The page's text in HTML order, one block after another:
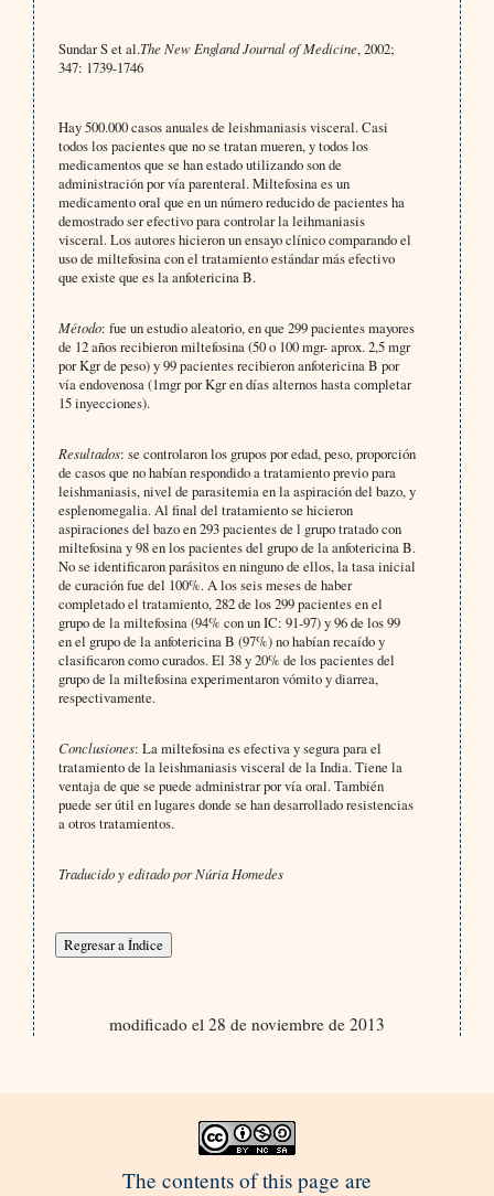
Sundar S et al.The New England Journal of Medicine, 2002;
347: 1739-1746
Hay 500.000 casos anuales de leishmaniasis visceral. Casi
todos los pacientes que no se tratan mueren, y todos los
medicamentos que se han estado utilizando son de
administración por vía parenteral. Miltefosina es un
medicamento oral que en un número reducido de pacientes ha
demostrado ser efectivo para controlar la leihmaniasis
visceral. Los autores hicieron un ensayo clínico comparando el
uso de miltefosina con el tratamiento estándar más efectivo
que existe que es la anfotericina B.
Método: fue un estudio aleatorio, en que 299 pacientes mayores
de 12 años recibieron miltefosina (50 o 100 mgr- aprox. 2,5 mgr
por Kgr de peso) y 99 pacientes recibieron anfotericina B por
vía endovenosa (1mgr por Kgr en días alternos hasta completar
15 inyecciones).
Resultados: se controlaron los grupos por edad, peso, proporción
de casos que no habían respondido a tratamiento previo para
leishmaniasis, nivel de parasitemia en la aspiración del bazo, y
esplenomegalia. Al final del tratamiento se hicieron
aspiraciones del bazo en 293 pacientes de l grupo tratado con
miltefosina y 98 en los pacientes del grupo de la anfotericina B.
No se identificaron parásitos en ninguno de ellos, la tasa inicial
de curación fue del 100%. A los seis meses de haber
completado el tratamiento, 282 de los 299 pacientes en el
grupo de la miltefosina (94% con un IC: 91-97) y 96 de los 99
en el grupo de la anfotericina B (97%) no habían recaído y
clasificaron como curados. El 38 y 20% de los pacientes del
grupo de la miltefosina experimentaron vómito y diarrea,
respectivamente.
Conclusiones: La miltefosina es efectiva y segura para el
tratamiento de la leishmaniasis visceral de la India. Tiene la
ventaja de que se puede administrar por vía oral. También
puede ser útil en lugares donde se han desarrollado resistencias
a otros tratamientos.
Traducido y editado por Núria Homedes
modificado el 28 de noviembre de 2013
The contents of this page are